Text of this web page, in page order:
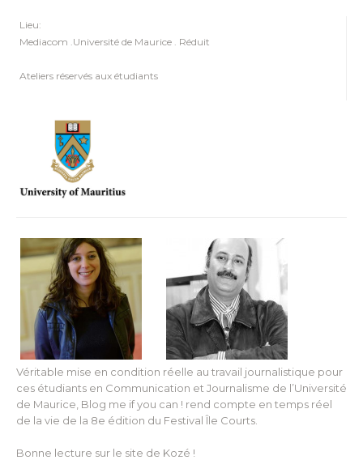
Lieu:
Mediacom .Université de Maurice . Réduit
Ateliers réservés aux étudiants
Véritable mise en condition réelle au travail journalistique pour
ces étudiants en Communication et Journalisme de l’Université
de Maurice, Blog me if you can ! rend compte en temps réel
de la vie de la 8e édition du Festival Île Courts.
Bonne lecture sur le site de Kozé !